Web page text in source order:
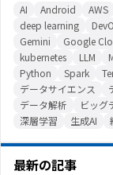
AI Android AWS
deep learning
Gemini
Google
kubernetes
LLM
Python
Spark
データサイエンス
データ解析
ビッグ
深層学習
生成AI
最新の記事